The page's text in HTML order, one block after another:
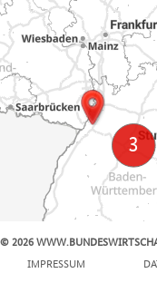
© 2026
IMPRESSUM